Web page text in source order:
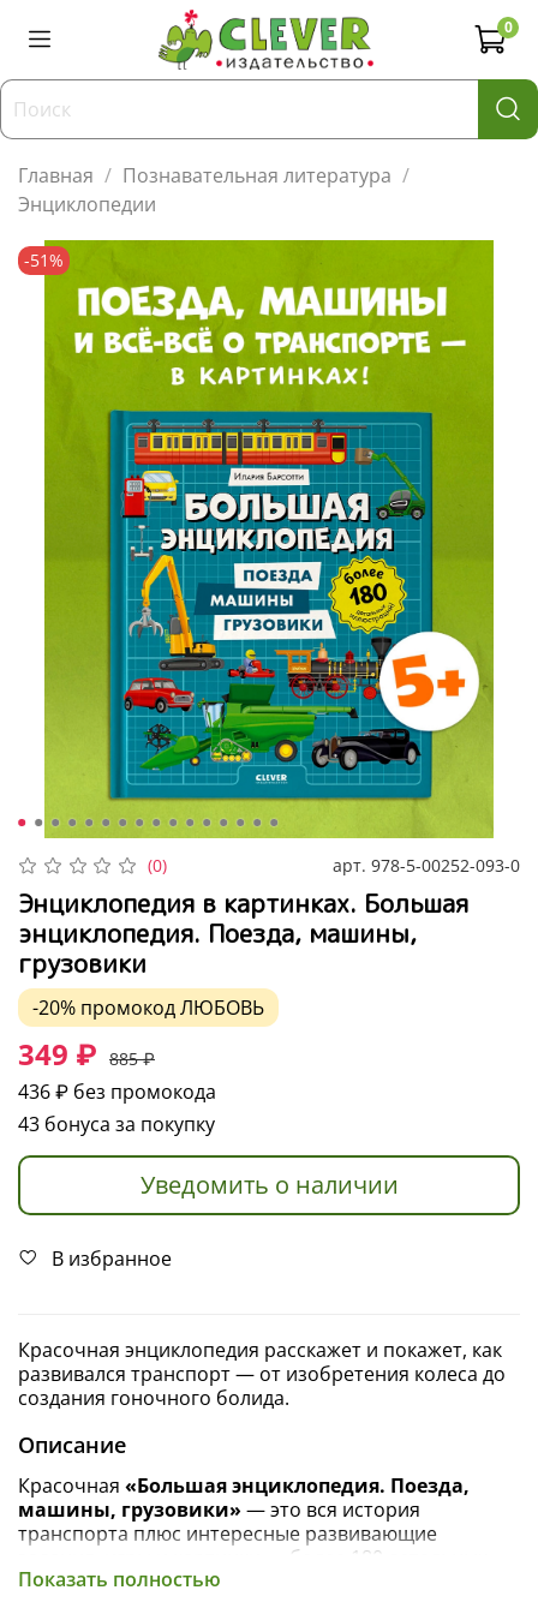
0
Главная
Познавательная литература
Энциклопедии
-51%
(0) арт. 978-5-00252-093-0
Энциклопедия в картинках. Большая
энциклопедия. Поезда, машины,
грузовики
-20% промокодЛЮБОВЬ
349 ₽ 885 ₽
436 ₽ без промокода
43 бонуса за покупку
Уведомить о наличии
В избранное
Красочная энциклопедия расскажет и покажет, как
развивался транспорт — от изобретения колеса до
создания гоночного болида.
Описание
Красочная «Большая энциклопедия. Поезда,
машины, грузовики» — это вся история
транспорта плюс интересные развивающие
задания, игры и картинки — более 180 детальных
иллюстраций.
Показать полностью